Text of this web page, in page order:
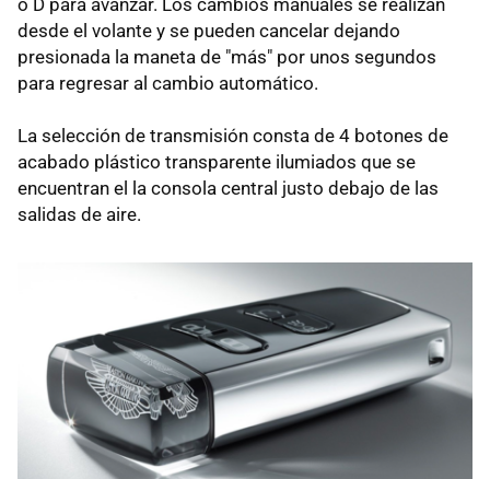
desde el volante y se pueden cancelar dejando
presionada la maneta de "más" por unos segundos
para regresar al cambio automático.
La selección de transmisión consta de 4 botones de
acabado plástico transparente ilumiados que se
encuentran el la consola central justo debajo de las
salidas de aire.